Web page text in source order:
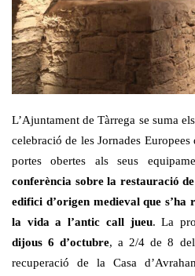
L’Ajuntament de Tàrrega se suma
celebració de les Jornades
portes obertes als seus
conferència sobre la restauració
edifici d’origen medieval que
la vida a l’antic call jueu. La
dijous 6 d’octubre, a 2/4 de 8
recuperació de la Casa